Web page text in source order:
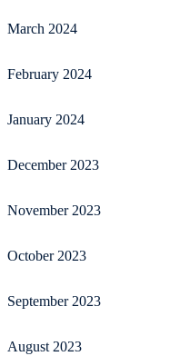
March 2024
February 2024
January 2024
December 2023
November 2023
October 2023
September 2023
August 2023